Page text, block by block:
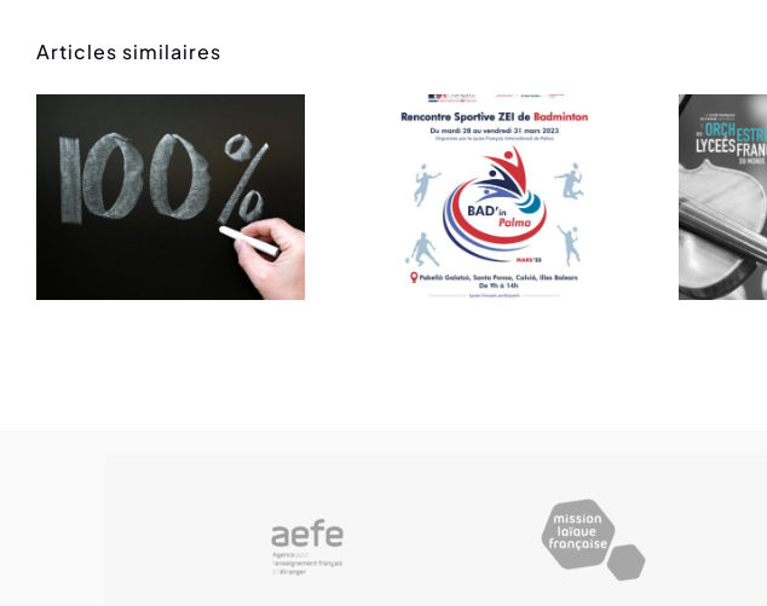
Articles similaires
Bad’In Palma
Orchestre
des lycées
français du
Monde